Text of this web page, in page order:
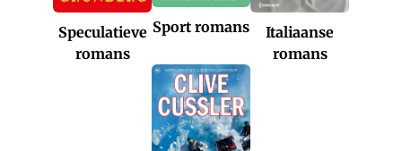
Speculatieve
romans
Sport romans
Italiaanse
romans